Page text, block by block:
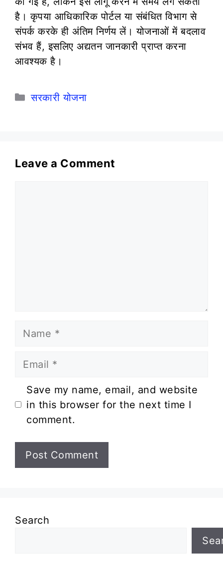
है। कृपया आधिकारिक पोर्टल या संबंधित विभाग से
संपर्क करके ही अंतिम निर्णय लें। योजनाओं में बदलाव
संभव हैं, इसलिए अद्यतन जानकारी प्राप्त करना
आवश्यक है।
Categories
सरकारी योजना
Leave a Comment
Name
Email
Website
Save my name, email, and website
in this browser for the next time I
comment.
Search